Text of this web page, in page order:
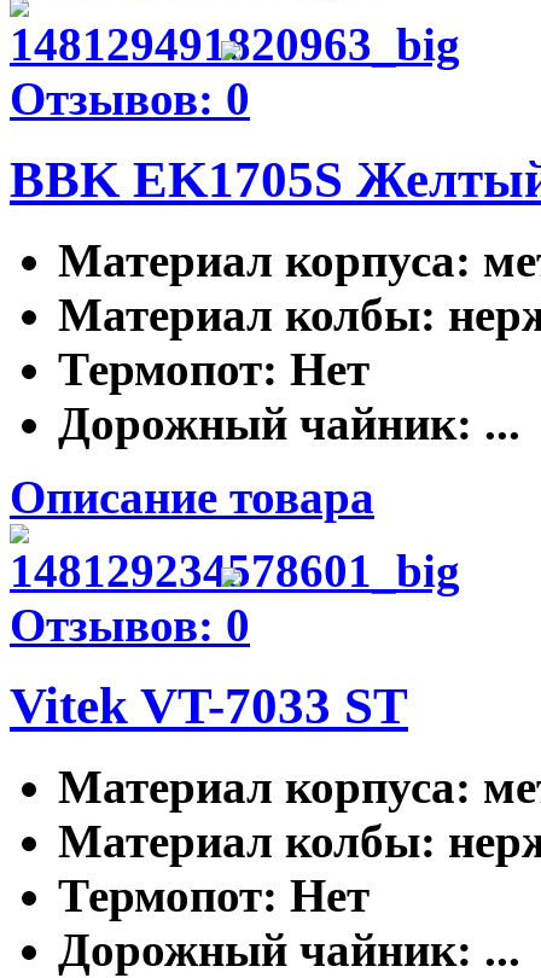
Отзывов: 0
BBK EK1705S
Материал корпуса:
Материал колбы:
Термопот: Нет
Дорожный чайник: ...
Описание товара
Отзывов: 0
Vitek VT-7033 ST
Материал корпуса:
Материал колбы:
Термопот: Нет
Дорожный чайник: ...